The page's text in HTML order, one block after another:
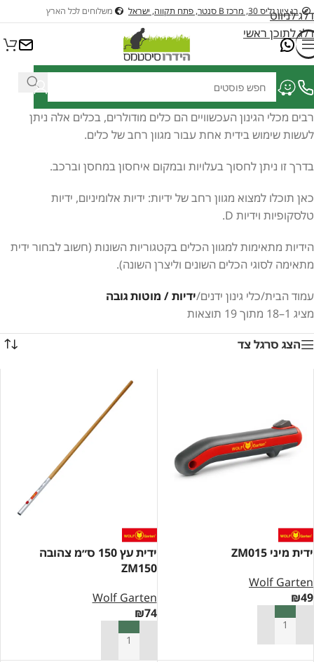
דלג לניווט
דלג לתוכן ראשי
בן ציון גליס 30, מרכז B סנטר, פתח תקווה, ישראל משלוחים לכל הארץ
רבים מכלי הגינון העכשוויים הם כלים מודולרים, בכלים אלה ניתן
לעשות שימוש בידית אחת עבור מגוון רחב של כלים.
בדרך זו ניתן לחסוך בעלויות ובמקום איחסון במחסן וברכב.
כאן תוכלו למצוא מגוון רחב של ידיות: ידיות אלומיניום, ידיות
טלסקופיות וידיות D.
הידיות מתאימות למגוון הכלים בקטגוריות השונות (חשוב לבחור ידית
מתאימה לסוגי הכלים השונים וליצרן השונה).
עמוד הבית/כלי גינון ידנים/ידיות / מוטות גובה
מציג 1–18 מתוך 19 תוצאות
הצג סרגל צד
ידית מיני ZM015
Wolf Garten
₪49
הוספה לסל
ידית עץ 150 ס״מ צהובה
ZM150
Wolf Garten
₪74
הוספה לסל